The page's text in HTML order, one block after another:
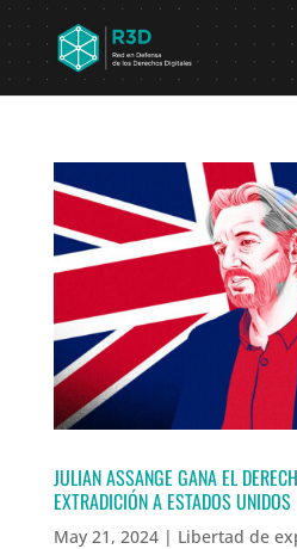
JULIAN ASSANGE GANA EL
EXTRADICIÓN A ESTADOS UNIDOS
May 21, 2024| Libertad de